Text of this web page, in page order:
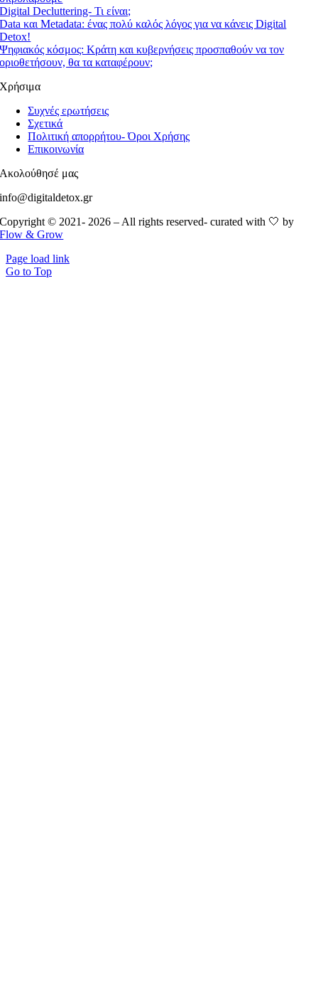
Digital Decluttering- Τι είναι;
Data και Metadata: ένας πολύ καλός λόγος για να κάνεις Digital
Detox!
Ψηφιακός κόσμος: Kράτη και κυβερνήσεις προσπαθούν να τον
οριοθετήσουν, θα τα καταφέρουν;
Χρήσιμα
Συχνές ερωτήσεις
Σχετικά
Πολιτική απορρήτου- Όροι Χρήσης
Επικοινωνία
Ακολούθησέ μας
info@digitaldetox.gr
Copyright © 2021- 2026 – All rights reserved- curated with 🤍 by
Flow & Grow
Page load link
Go to Top